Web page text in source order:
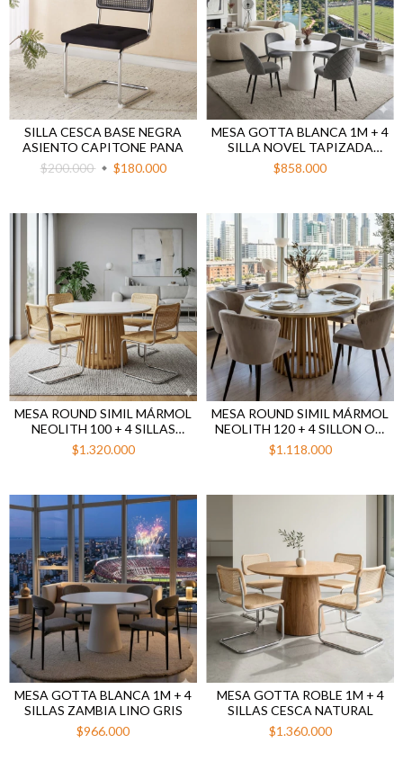
SILLA CESCA BASE NEGRA
ASIENTO CAPITONE PANA
$200.000
$180.000
MESA GOTTA BLANCA 1M + 4
SILLA NOVEL TAPIZADA
PANA GRIS CLARO BASE
NEGRA
$858.000
MESA ROUND SIMIL MÁRMOL
NEOLITH 100 + 4 SILLAS
CESCA NATURAL
$1.320.000
MESA ROUND SIMIL MÁRMOL
NEOLITH 120 + 4 SILLON OLI
PANA GRIS OSCURO PATA
NEGRA
$1.118.000
MESA GOTTA BLANCA 1M + 4
SILLAS ZAMBIA LINO GRIS
$966.000
MESA GOTTA ROBLE 1M + 4
SILLAS CESCA NATURAL
$1.360.000